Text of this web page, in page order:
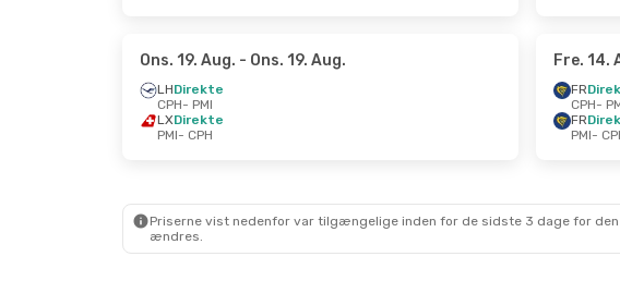
Ons. 19. Aug. - Ons. 19. Aug.
LHDirekte
CPH- PMI
LXDirekte
PMI- CPH
Fre. 14.
FR
CPH-
FR
PMI-
Priserne vist nedenfor var tilgængelige inden for de sidste 3 dage for
ændres.